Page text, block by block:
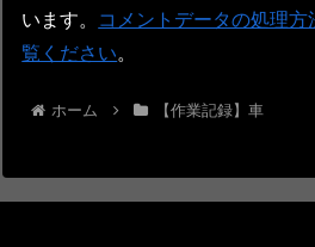
います。
コメントデータの処理
覧ください。
ホーム 【作業記録】車